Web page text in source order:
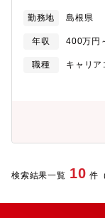
ーズをトスアップ
取引先・求人企業
を自行で探し、契
行内で完結できる
勤務地 島根県
年収 400万円
職種
キャリア
検索結果一覧 10 件